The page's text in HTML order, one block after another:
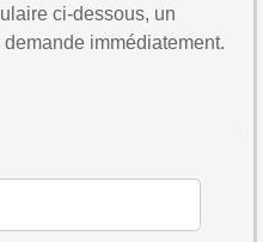
ci-dessous, un
immédiatement.